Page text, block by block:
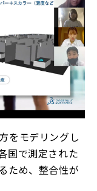
をモデリングし
国で測定された
ため、整合性が